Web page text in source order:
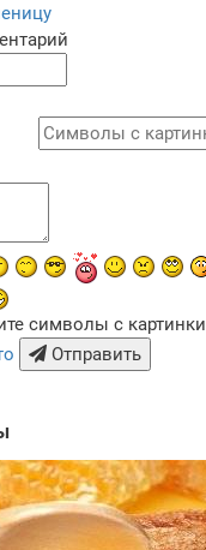
символы с картинки
Отправить